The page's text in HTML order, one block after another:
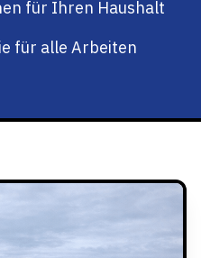
für Ihren Haushalt
für alle Arbeiten